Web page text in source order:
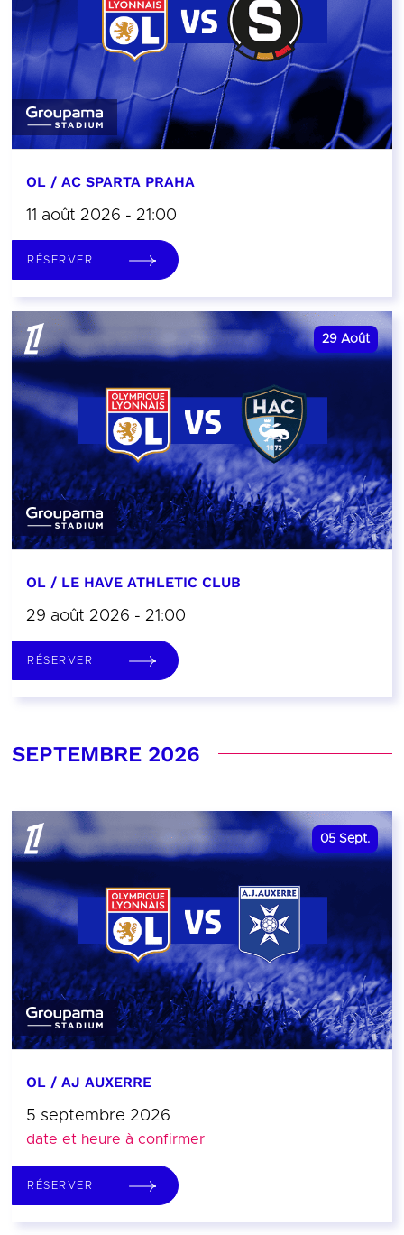
OL / AC SPARTA PRAHA
11 août 2026 - 21:00
RÉSERVER
29 Août
OL / LE HAVE ATHLETIC CLUB
29 août 2026 - 21:00
RÉSERVER
SEPTEMBRE 2026
05 Sept.
OL / AJ AUXERRE
5 septembre 2026
date et heure à confirmer
RÉSERVER